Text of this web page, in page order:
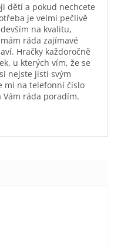
dětí a pokud nechcete
je velmi pečlivě
na kvalitu,
ráda zajímavé
Hračky každoročně
u kterých vím, že se
nejste jisti svým
mi na telefonní číslo
ráda poradím.
5 z 5 hvězdiček.